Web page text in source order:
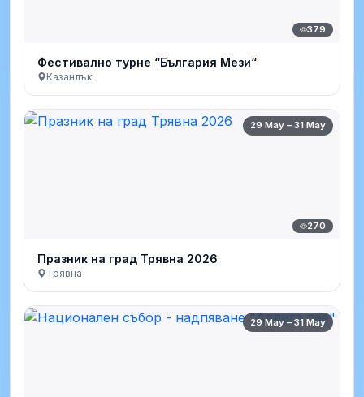
379
Фестивално турне “България Мези“
Казанлък
29 May – 31 May
270
Празник на град Трявна 2026
Трявна
29 May – 31 May